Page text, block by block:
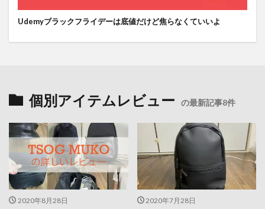
Udemyブラックフライデーは底値だけど焦らなくていいよ
個別アイテムレビュー の最新記事8件
2020年8月28日 2020年7月28日